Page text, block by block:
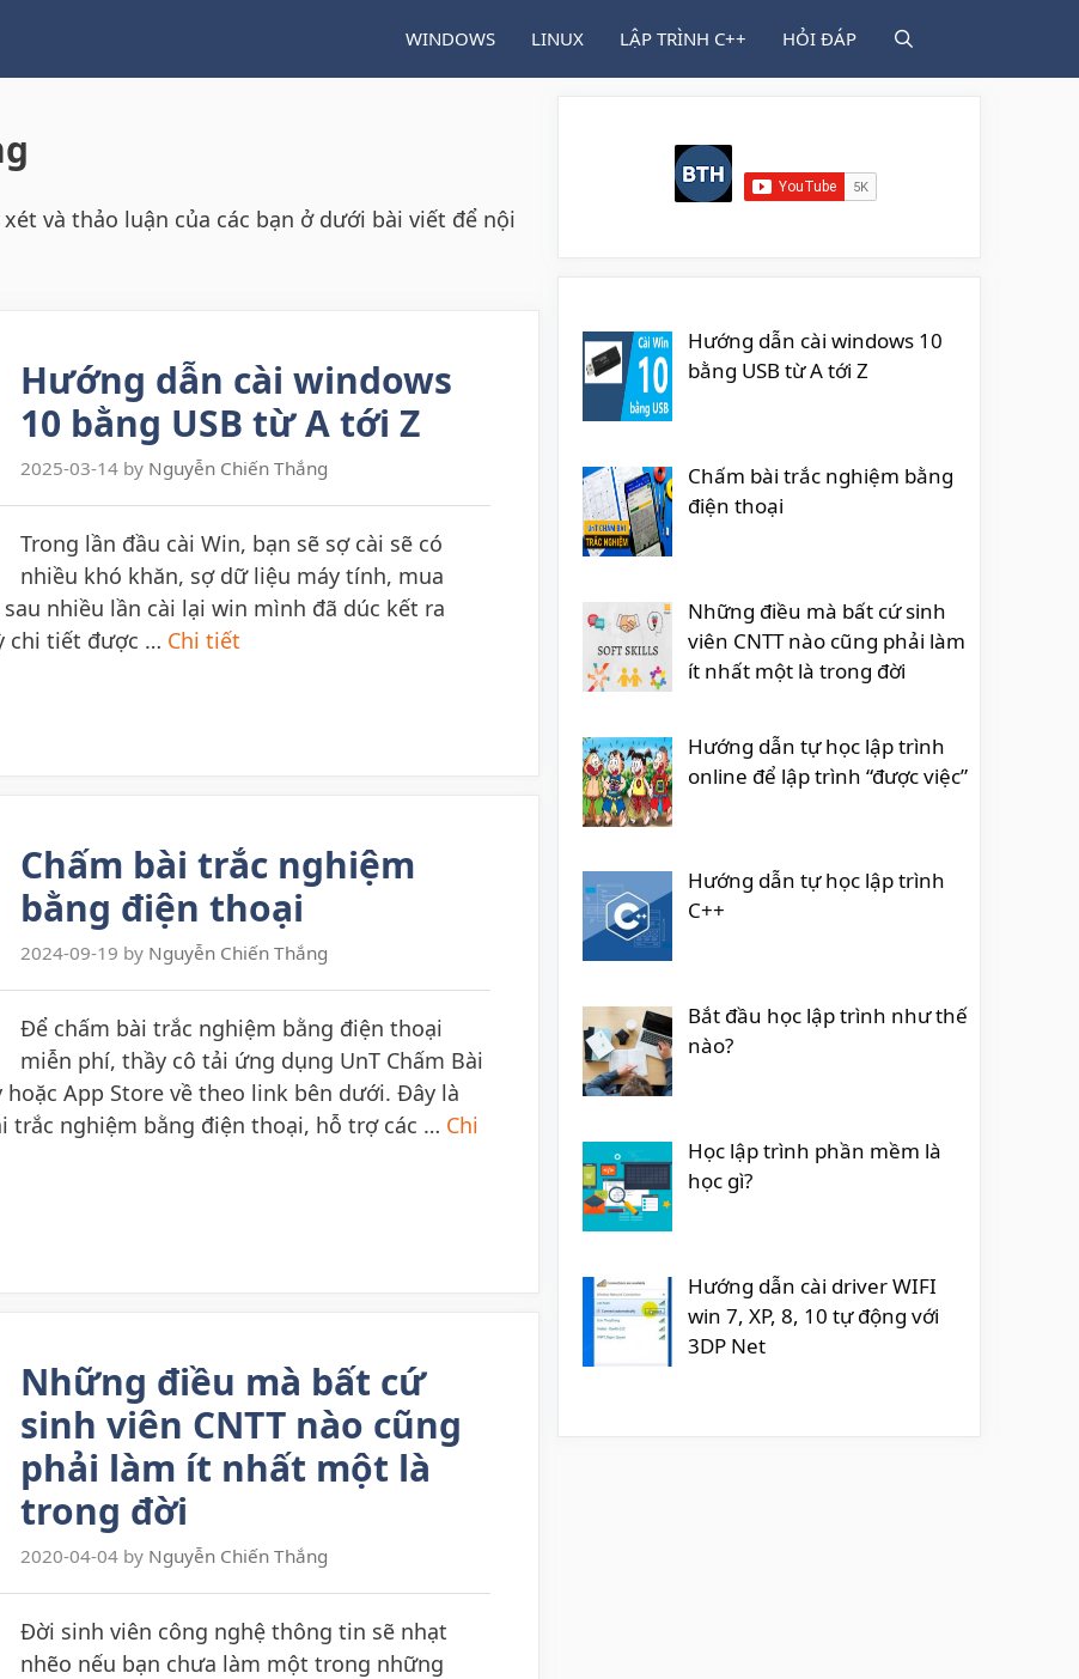
WINDOWS LINUX LẬP TRÌNH C++ HỎI ĐÁP
và thảo luận của các bạn ở dưới bài viết để nội
Hướng dẫn cài windows
10 bằng USB từ A tới Z
2025-03-14 by Nguyễn Chiến Thắng
Trong lần đầu cài Win, bạn sẽ sợ cài sẽ có
nhiều khó khăn, sợ dữ liệu máy tính, mua
nhiều lần cài lại win mình đã dúc kết ra
chi tiết được … Chi tiết
Chấm bài trắc nghiệm
bằng điện thoại
2024-09-19 by Nguyễn Chiến Thắng
Để chấm bài trắc nghiệm bằng điện thoại
miễn phí, thầy cô tải ứng dụng UnT Chấm Bài
hoặc App Store về theo link bên dưới. Đây là
trắc nghiệm bằng điện thoại, hỗ trợ các … Chi
Những điều mà bất cứ
sinh viên CNTT nào cũng
phải làm ít nhất một là
trong đời
2020-04-04 by Nguyễn Chiến Thắng
Đời sinh viên công nghệ thông tin sẽ nhạt
nhẽo nếu bạn chưa làm một trong những
Hướng dẫn cài windows 10
bằng USB từ A tới Z
Chấm bài trắc nghiệm bằng
điện thoại
Những điều mà bất cứ sinh
viên CNTT nào cũng phải làm
ít nhất một là trong đời
Hướng dẫn tự học lập trình
online để lập trình “được việc”
Hướng dẫn tự học lập trình
C++
Bắt đầu học lập trình như thế
nào?
Học lập trình phần mềm là
học gì?
Hướng dẫn cài driver WIFI
win 7, XP, 8, 10 tự động với
3DP Net